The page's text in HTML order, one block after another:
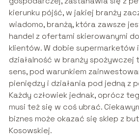
kierunku pójść, w jakiej branży
wiadomo, branżą, która zawsze
handel z ofertami skierowanymi
klientów. W dobie supermarketów
działalność w branży spożywczej
sens, pod warunkiem
pieniędzy i działania pod jedną z
Każdy człowiek jednak, oprócz
musi też się w coś ubrać.
biznes może okazać się sklep z
Kosowskiej.